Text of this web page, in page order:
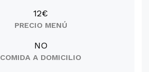
12€
PRECIO MENÚ
NO
COMIDA A DOMICILIO